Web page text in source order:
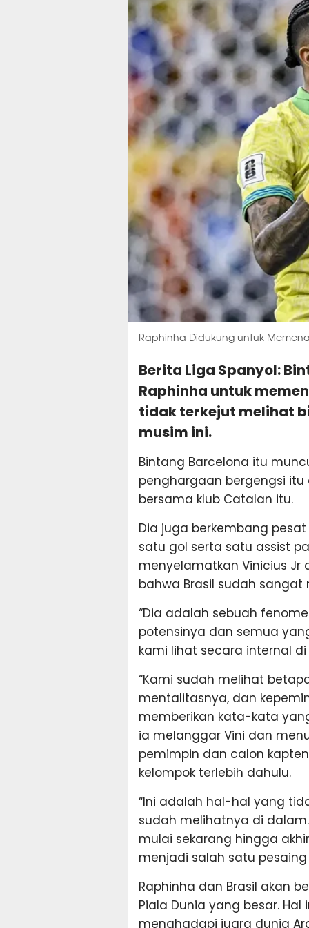
Raphinha Didukung untuk
Berita Liga Spanyol:
Raphinha untuk
tidak terkejut melihat
musim ini.
Bintang Barcelona itu
penghargaan bergengsi
bersama klub Catalan itu.
Dia juga berkembang
satu gol serta satu assist
menyelamatkan Vinicius Jr
bahwa Brasil sudah
“Dia adalah sebuah
potensinya dan semua
kami lihat secara internal
“Kami sudah melihat
mentalitasnya, dan
memberikan kata-kata
ia melanggar Vini dan
pemimpin dan calon
kelompok terlebih dahulu.
“Ini adalah hal-hal yang
sudah melihatnya di
mulai sekarang hingga
menjadi salah satu pesaing
Raphinha dan Brasil akan
Piala Dunia yang besar.
menghadapi juara dunia